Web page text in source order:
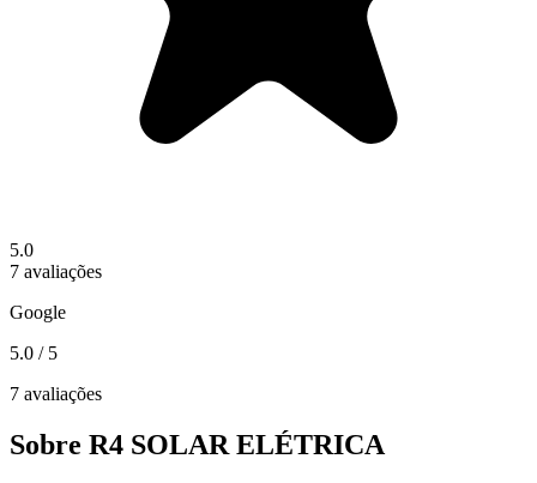
5.0
7 avaliações
Google
5.0 / 5
7 avaliações
Sobre R4 SOLAR ELÉTRICA